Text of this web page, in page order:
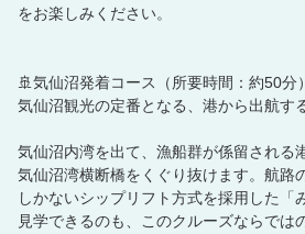
をお楽しみください。
🚢気仙沼発着コース（所要時間：約50分）
気仙沼観光の定番となる、港から出航す
気仙沼内湾を出て、漁船群が係留される
気仙沼湾横断橋をくぐり抜けます。航路
しかないシップリフト方式を採用した「
見学できるのも、このクルーズならでは